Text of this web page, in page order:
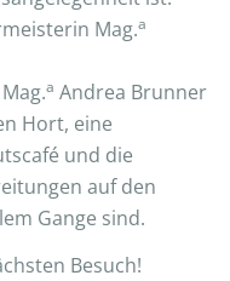
Mag.a
a Andrea Brunner
Hort, eine
und die
auf den
Gange sind.
Besuch!